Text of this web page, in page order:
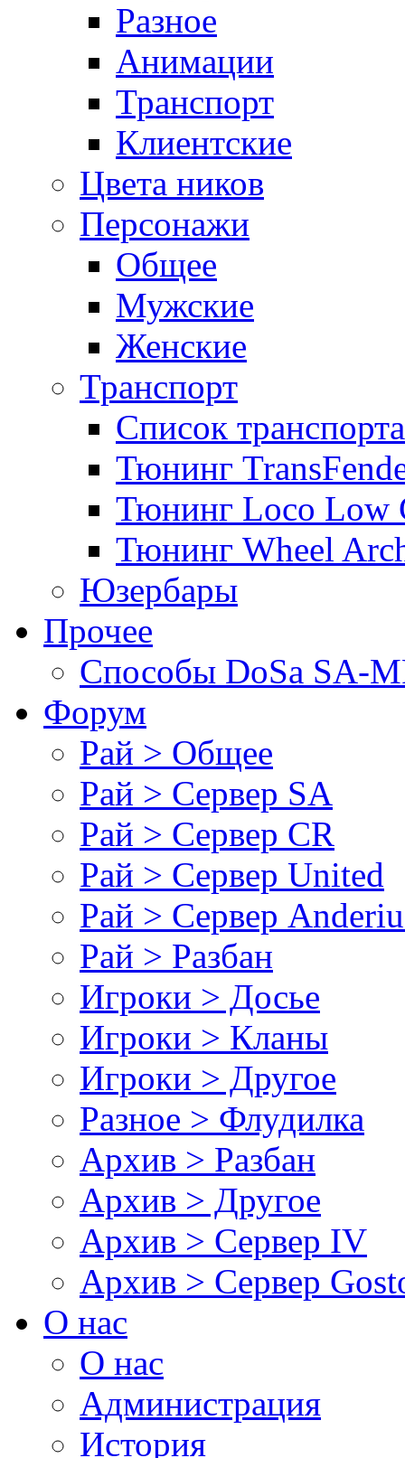
Разное
Анимации
Транспорт
Клиентские
Цвета ников
Персонажи
Общее
Мужские
Женские
Транспорт
Список транспорта
Тюнинг
Тюнинг Loco Low
Тюнинг Wheel
Юзербары
Прочее
Cпособы DoSа SA-
Форум
Рай > Общее
Рай > Сервер SA
Рай > Сервер CR
Рай > Сервер United
Рай > Сервер
Рай > Разбан
Игроки > Досье
Игроки > Кланы
Игроки > Другое
Разное > Флудилка
Архив > Разбан
Архив > Другое
Архив > Сервер IV
Архив > Сервер
О нас
О нас
Администрация
История